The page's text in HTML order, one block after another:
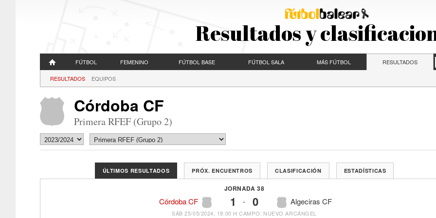
Resultados y
FÚTBOL FEMENINO FÚTBOL BASE FÚTBOL SALA MÁS FÚTBOL RESULTADOS
RESULTADOS EQUIPOS
Córdoba CF
Primera RFEF (Grupo 2)
ÚLTIMOS RESULTADOS PRÓX. ENCUENTROS CLASIFICACIÓN ESTADÍSTICAS
JORNADA 38
Córdoba CF 1 - Algeciras CF
0
SÁB 25/05/2024, 19:00 H CAMPO: NUEVO ARCÁNGEL